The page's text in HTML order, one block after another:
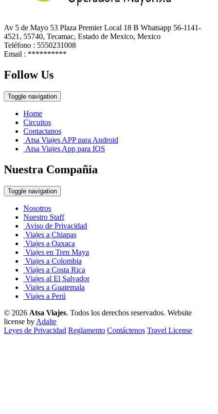
Av 5 de Mayo 53 Plaza Premier Local 18 B Whatsapp 56-1141-
4521, 55740, Tecamac, Estado de Mexico, Mexico
Teléfono : 5550231008
Email : **********
Follow Us
Toggle navigation
Home
Circuitos
Contactanos
Atsa Viajes APP para Android
Atsa Viajes App para IOS
Nuestra Compañia
Toggle navigation
Nosotros
Nuestro Staff
Aviso de Privacidad
Viajes a Chiapas
Viajes a Oaxaca
Viajes en Tren Maya
Viajes a Colombia
Viajes a Costa Rica
Viajes al El Salvador
Viajes a Guatemala
Viajes a Perú
© 2026 Atsa Viajes. Todos los derechos reservados. Website
license by Adalte
Leyes de Privacidad Reglamento Contáctenos Travel License